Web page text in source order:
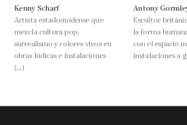
Kenny Scharf
Artista estadounidense que
mezcla cultura pop,
surrealismo y colores vivos en
obras lúdicas e instalaciones
(...)
Antony
Escultor
la forma
con el espacio
instalaciones a